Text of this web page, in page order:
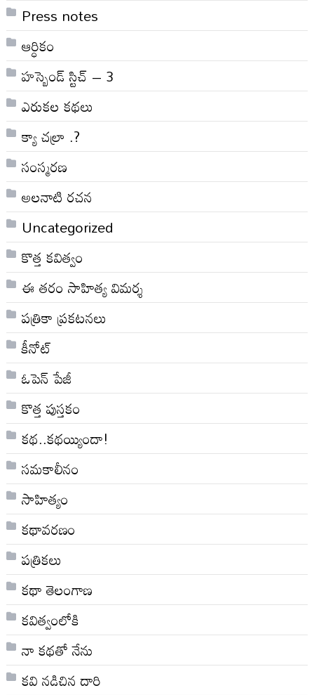
Press notes
ఆర్ధికం
హస్బెండ్ స్టిచ్ – 3
ఎరుకల కథలు
క్యా చల్రా .?
సంస్మరణ
అలనాటి రచన
Uncategorized
కొత్త కవిత్వం
ఈ తరం సాహిత్య విమర్శ
పత్రికా ప్రకటనలు
కీనోట్
ఓపెన్ పేజీ
కొత్త పుస్తకం
కథ..కథయ్యిందా!
సమకాలీనం
సాహిత్యం
కథావరణం
పత్రికలు
కథా తెలంగాణ
కవిత్వంలోకి
నా క‌థ‌తో నేను
కవి నడిచిన దారి